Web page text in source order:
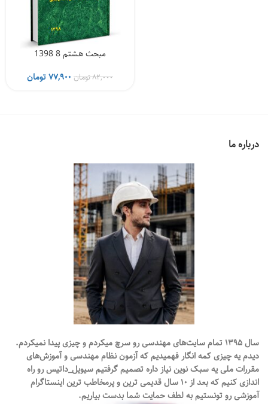
مبحث هشتم 8 1398
۸۲,۰۰۰تومانقیمت
۷۷,۹۰۰تومانقیمت
درباره ما
سال ۱۳۹۵ تمام سایت‌های مهندسی رو سرچ میکردم و چیزی پیدا نمیکردم.
دیدم یه چیزی کمه انگار فهميديم که آزمون نظام مهندسی و آموزش‌های
مقررات‌ ملی یه سبک نوین نیاز داره تصميم گرفتيم سیویل_داتیس رو راه
اندازی کنیم که بعد از ۱۰ سال قدیمی ترين و پرمخاطب ترین اینستاگرام
آموزشی رو تونستیم به لطف حمایت شما بدست بیاریم.